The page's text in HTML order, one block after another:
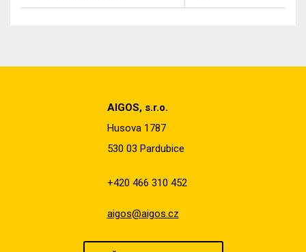
AIGOS, s.r.o.
Husova 1787
530 03 Pardubice
+420 466 310 452
aigos@aigos.cz